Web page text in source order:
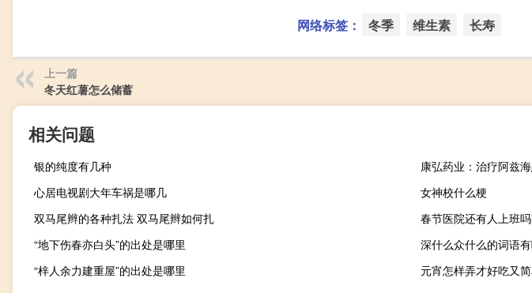
网络标签： 冬季 维生素 长寿
上一篇
冬天红薯怎么储蓄
相关问题
银的纯度有几种
心居电视剧大年车祸是哪几
女神校什么梗
双马尾辫的各种扎法 双马尾辫如何扎
春节医院还有人上班
“地下伤春亦白头”的出处是哪里
深什么众什么的词语
“梓人余力建重屋”的出处是哪里
元宵怎样弄才好吃又